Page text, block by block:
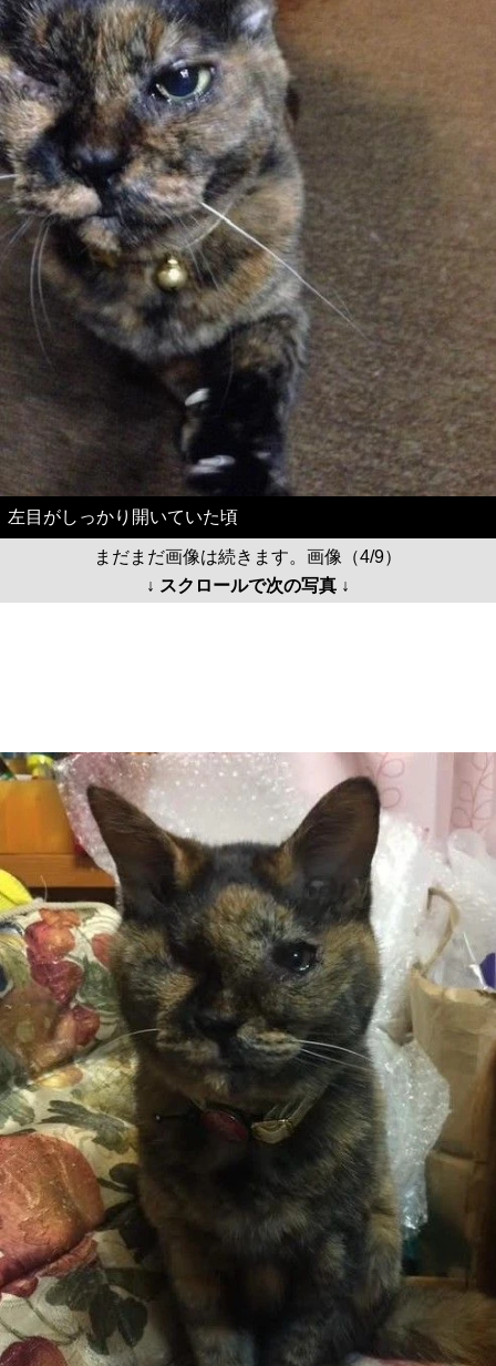
左目がしっかり開いていた頃
まだまだ画像は続きます。画像（4/9）
↓ スクロールで次の写真 ↓